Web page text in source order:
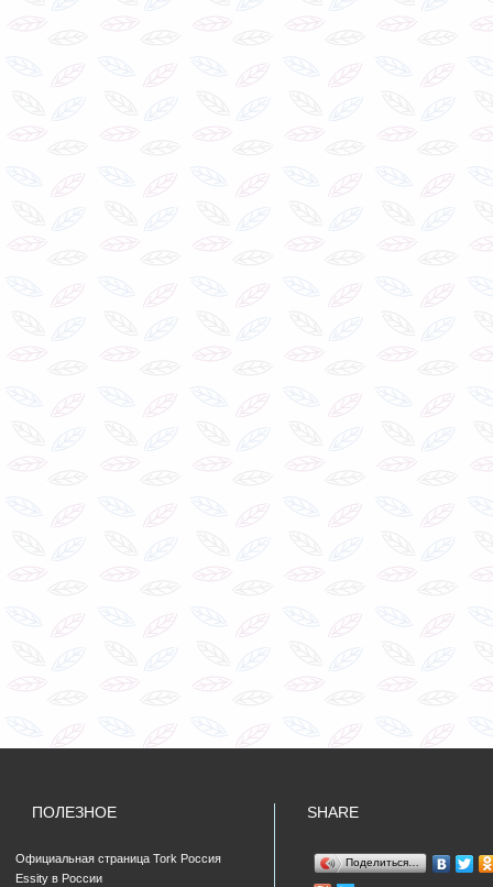
ПОЛЕЗНОЕ
Официальная страница Tork Россия
Essity в России
SHARE
Поделиться…